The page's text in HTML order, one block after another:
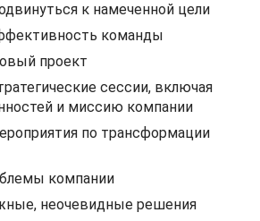
к намеченной цели
команды
проект
сессии, включая
и миссию компании
по трансформации
компании
неочевидные решения